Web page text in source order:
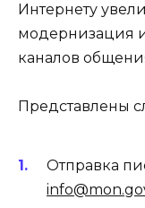
Интернету
модернизация
каналов
Представлены
Отправка